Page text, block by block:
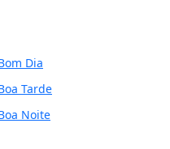
Dia
Tarde
Noite